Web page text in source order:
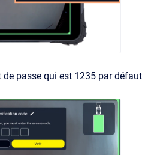
passe qui est 1235 par défaut